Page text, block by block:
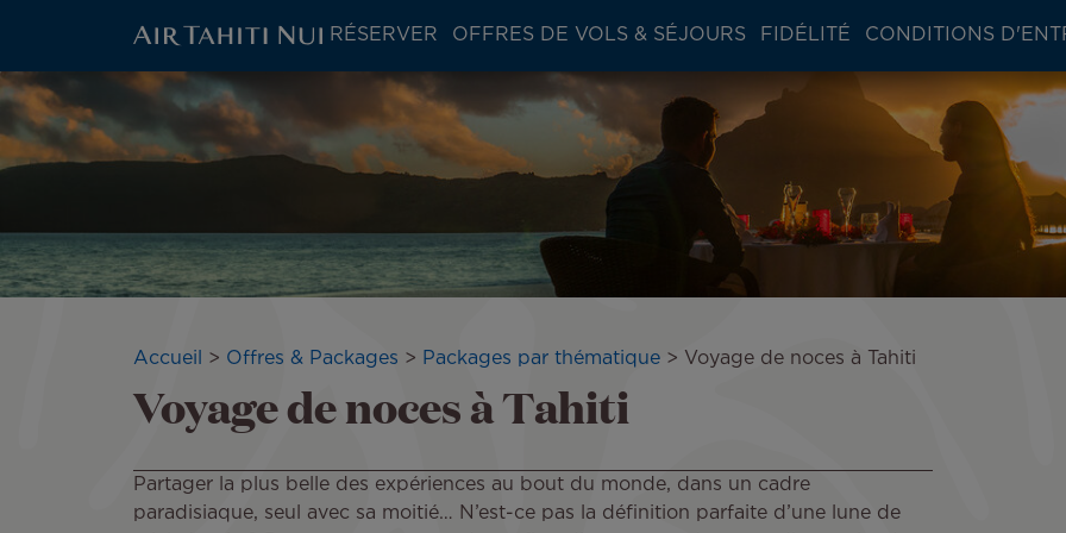
Aller
contenu
principal
ATN:
Main
RÉSERVER OFFRES DE VOLS & SÉJOURS FIDÉLITÉ CONDITIONS
Image
Fil
Accueil Offres & Packages Packages par thématique Voyage de noces à Tahiti
Voyage de noces à Tahiti
Partager la plus belle des expériences au bout du monde, dans un cadre
paradisiaque, seul avec sa moitié… N’est-ce pas la définition parfaite d’une lune de